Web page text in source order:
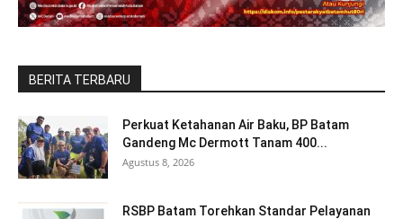
BERITA TERBARU
Perkuat Ketahanan Air Baku, BP Batam
Gandeng Mc Dermott Tanam 400...
Agustus 8, 2026
RSBP Batam Torehkan Standar Pelayanan